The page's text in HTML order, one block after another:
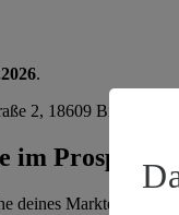
.
2, 18609 Binz OT
Prospekt
deines Marktes im